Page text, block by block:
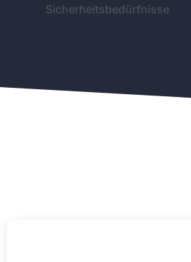
Sicherheitsbedürfnisse